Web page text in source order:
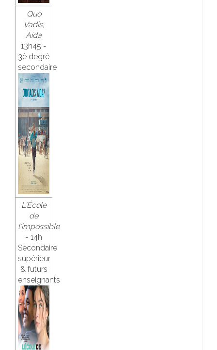
Quo
Vadis,
Aida
13h45 -
3è degré
secondaire
L'École
de
l'impossible
- 14h
Secondaire
supérieur
& futurs
enseignants